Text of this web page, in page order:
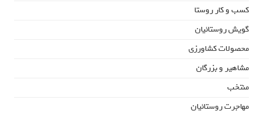
کسب و کار روستا
گویش روستائیان
محصولات کشاورزی
مشاهیر و بزرگان
منتخب
مهاجرت روستائیان